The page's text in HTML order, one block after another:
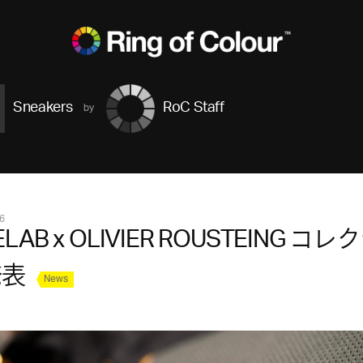
Sneakers RoC Staff
x OLIVIER ROUSTEING コレ
News